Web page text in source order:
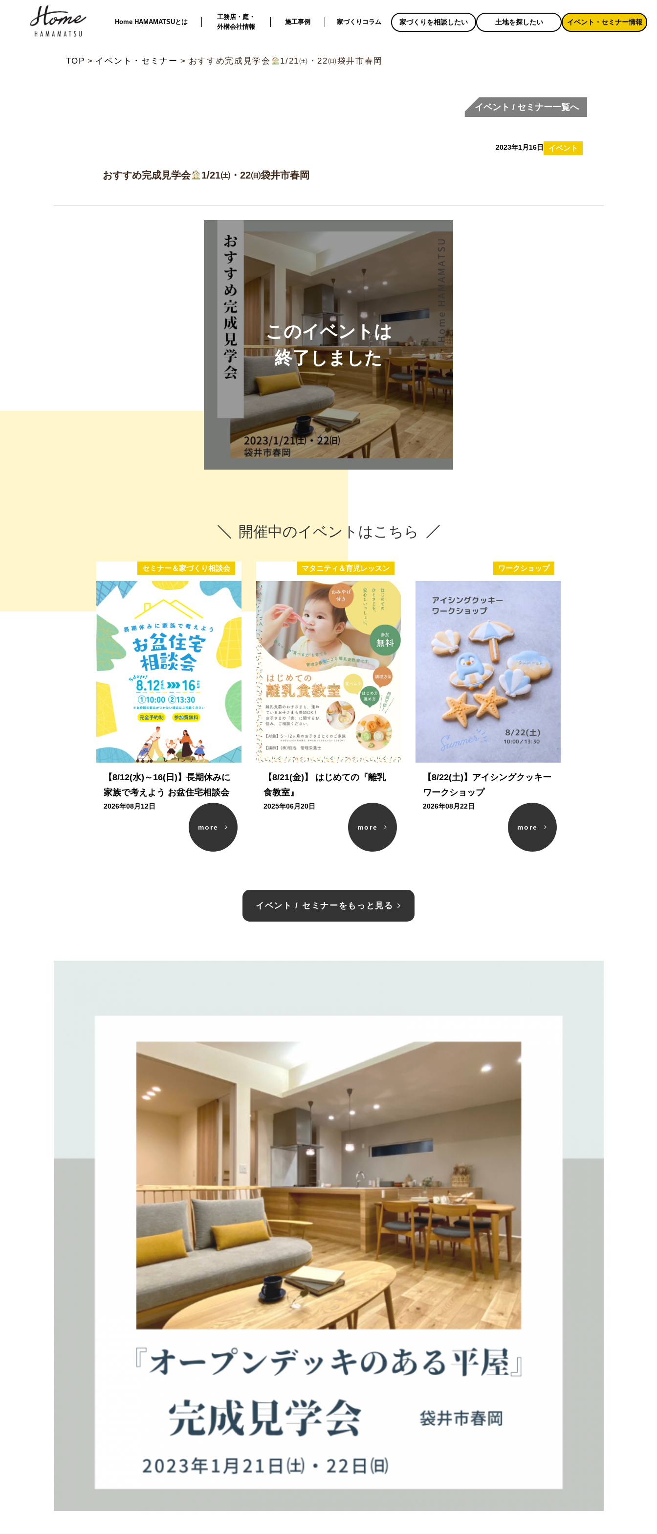
Home HAMAMATSUとは
工務店・庭・
外構会社情報
施工事例 家づくりコラム 家づくりを相談したい 土地を探したい イベント・セミナー情報
TOP イベント・セミナー おすすめ完成見学会 1/21㈯・22㈰袋井市春岡
イベント / セミナー一覧へ
イベント
2023年1月16日
おすすめ完成見学会 1/21㈯・22㈰袋井市春岡
このイベントは
終了しました
開催中のイベントはこちら
セミナー＆家づくり相談会
【8/12(水)～16(日)】長期休みに
家族で考えよう お盆住宅相談会
2026年08月12日
more
マタニティ＆育児レッスン
【8/21(金)】 はじめての『離乳
食教室』
2025年06月20日
more
ワークショップ
【8/22(土)】アイシングクッキー
ワークショップ
2026年08月22日
more
イベント / セミナーをもっと見る